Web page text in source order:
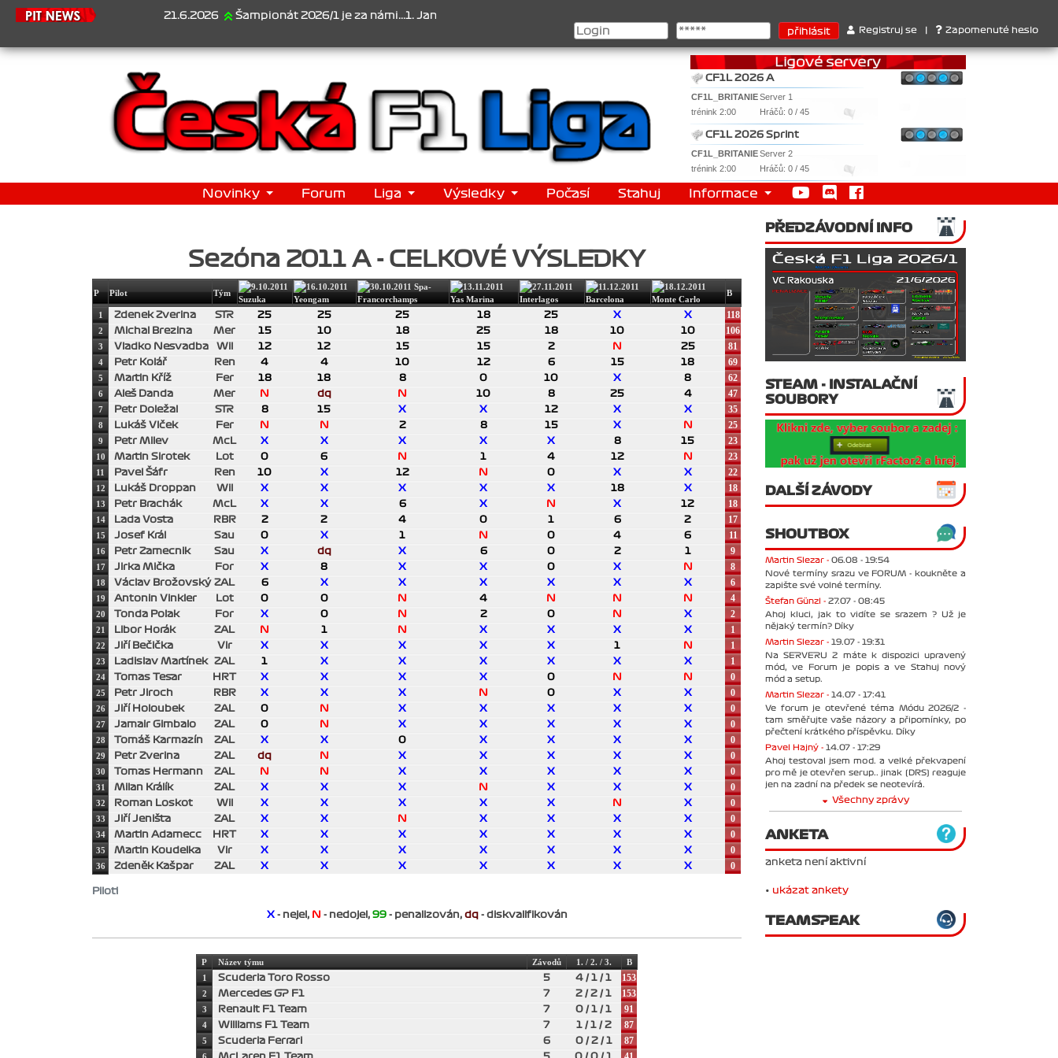
21.6.2026 Šampionát 2026/1 je za námi...1. Jan Veselý , 2. Jan Nováček , 3. Jakub Chmelík , Pohár konstruktérů : 1. Ferrari . 2. Williams , 3. RedBull ..... SprintCup -
Registruj se Zapomenuté heslo
CF1L 2026 A
CF1L_BRITANIEServer 1
trénink 2:00
Hráčů: 0 / 45
CF1L 2026 Sprint
CF1L_BRITANIEServer 2
trénink 2:00
Hráčů: 0 / 45
Novinky Forum Liga Výsledky Počasí Stahuj Informace
Sezóna 2011 A - CELKOVÉ VÝSLEDKY
Piloti
P Pilot Tým B
1 Zdenek Zverina STR 25 25 25 18 25 X X 118
2 Michal Brezina Mer 15 10 18 25 18 10 10 106
3 Vladko Nesvadba Wil 12 12 15 15 2 N 25 81
4 Petr Kolář Ren 4 4 10 12 6 15 18 69
5 Martin Kříž Fer 18 18 8 0 10 X 8 62
6 Aleš Danda Mer N dq N 10 8 25 4 47
7 Petr Doležal STR 8 15 X X 12 X X 35
8 Lukáš Vlček Fer N N 2 8 15 X N 25
9 Petr Milev McL X X X X X 8 15 23
10 Martin Sirotek Lot 0 6 N 1 4 12 N 23
11 Pavel Šáfr Ren 10 X 12 N 0 X X 22
12 Lukáš Droppan Wil X X X X X 18 X 18
13 Petr Brachák McL X X 6 X N X 12 18
14 Lada Vosta RBR 2 2 4 0 1 6 2 17
15 Josef Král Sau 0 X 1 N 0 4 6 11
16 Petr Zamecnik Sau X dq X 6 0 2 1 9
17 Jirka Mička For X 8 X X 0 X N 8
18 Václav Brožovský ZAL 6 X X X X X X 6
19 Antonin Vinkler Lot 0 0 N 4 N N N 4
20 Tonda Polak For X 0 N 2 0 N X 2
21 Libor Horák ZAL N 1 N X X X X 1
22 Jiří Bečička Vir X X X X X 1 N 1
23 Ladislav Martínek ZAL 1 X X X X X X 1
24 Tomas Tesar HRT X X X X 0 N N 0
25 Petr Jiroch RBR X X X N 0 X X 0
26 Jiří Holoubek ZAL 0 N X X X X X 0
27 Jamair Gimbalo ZAL 0 N X X X X X 0
28 Tomáš Karmazín ZAL X X 0 X X X X 0
29 Petr Zverina ZAL dq N X X X X X 0
30 Tomas Hermann ZAL N N X X X X X 0
31 Milan Králík ZAL X X X N X X X 0
32 Roman Loskot Wil X X X X X N X 0
33 Jiří Jeništa ZAL X X N X X X X 0
34 Martin Adamecc HRT X X X X X X X 0
35 Martin Koudelka Vir X X X X X X X 0
36 Zdeněk Kašpar ZAL X X X X X X X 0
X- nejel, N - nedojel, 99- penalizován, dq - diskvalifikován
P Název týmu Závodů 1. / 2. / 3.
B
1
Scuderia Toro Rosso 5 4 / 1 / 1 153
2 Mercedes GP F1 7 2 / 2 / 1 153
3 Renault F1 Team 7 0 / 1 / 1 91
4 Williams F1 Team 7 1 / 1 / 2 87
5 Scuderia Ferrari 6 0 / 2 / 1 87
PŘEDZÁVODNÍ INFO
STEAM - INSTALAČNÍ
SOUBORY
DALŠÍ ZÁVODY
SHOUTBOX
Martin Slezar - 06.08 - 19:54
Nové termíny srazu ve FORUM - koukněte a
zapište své volné termíny.
Štefan Günzl - 27.07 - 08:45
Ahoj kluci, jak to vidíte se srazem ? Už je
nějaký termín? Díky
Martin Slezar - 19.07 - 19:31
Na SERVERU 2 máte k dispozici upravený
mód, ve Forum je popis a ve Stahuj nový
mód a setup.
Martin Slezar - 14.07 - 17:41
Ve forum je otevřené téma Módu 2026/2 -
tam směřujte vaše názory a připomínky, po
přečtení krátkého příspěvku. Díky
Pavel Hajný - 14.07 - 17:29
Ahoj testoval jsem mod. a velké překvapení
pro mě je otevřen serup.. jinak (DRS) reaguje
jen na zadní na předek se neotevírá.
Všechny zprávy
ANKETA
anketa není aktivní
• ukázat ankety
TEAMSPEAK